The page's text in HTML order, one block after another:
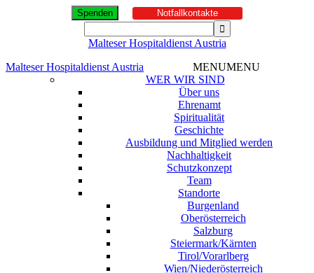
Spenden Notfallkontakte
Malteser Hospitaldienst Austria
Malteser Hospitaldienst Austria
MENUMENU
WER WIR SIND
Über uns
Ehrenamt
Spiritualität
Geschichte
Ausbildung und Mitglied werden
Nachhaltigkeit
Schutzkonzept
Team
Standorte
Burgenland
Oberösterreich
Salzburg
Steiermark/Kärnten
Tirol/Vorarlberg
Wien/Niederösterreich